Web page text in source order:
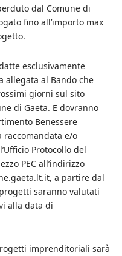
dal Comune di
fino all’importo max
esclusivamente
allegata al Bando che
giorni sul sito
di Gaeta. E dovranno
Benessere
raccomandata e/o
Protocollo del
PEC all’indirizzo
a partire dal
saranno valutati
alla data di
imprenditoriali sarà